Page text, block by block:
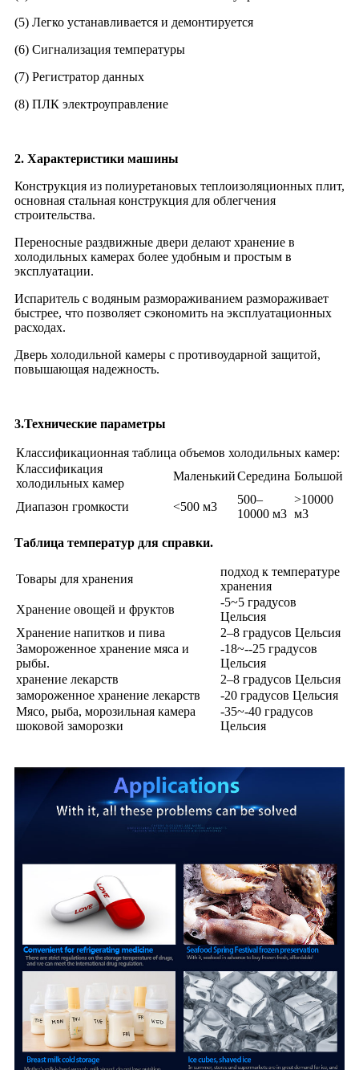
(5) Легко устанавливается и демонтируется
(6) Сигнализация температуры
(7) Регистратор данных
(8) ПЛК электроуправление
2. Характеристики машины
Конструкция из полиуретановых теплоизоляционных плит,
основная стальная конструкция для облегчения
строительства.
Переносные раздвижные двери делают хранение в
холодильных камерах более удобным и простым в
эксплуатации.
Испаритель с водяным размораживанием размораживает
быстрее, что позволяет сэкономить на эксплуатационных
расходах.
Дверь холодильной камеры с противоударной защитой,
повышающая надежность.
3.Технические параметры
Классификационная таблица объемов холодильных камер:
Классификация
холодильных камер
МаленькийСередина Большой
Диапазон громкости <500 м3
500–
10000 м3
>10000
м3
Таблица температур для справки.
Товары для хранения
подход к температуре
хранения
Хранение овощей и фруктов
-5~5 градусов
Цельсия
Хранение напитков и пива
2–8 градусов Цельсия
Замороженное хранение мяса и
рыбы.
-18~--25 градусов
Цельсия
хранение лекарств
2–8 градусов Цельсия
замороженное хранение лекарств
-20 градусов Цельсия
Мясо, рыба, морозильная камера
шоковой заморозки
-35~-40 градусов
Цельсия